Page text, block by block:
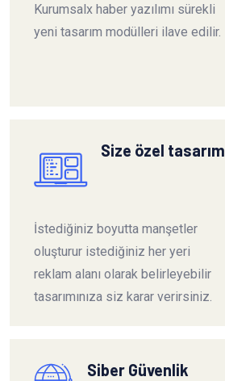
Kurumsalx haber yazılımı sürekli
yeni tasarım modülleri ilave edilir.
Size özel tasarım
İstediğiniz boyutta manşetler
oluşturur istediğiniz her yeri
reklam alanı olarak belirleyebilir
tasarımınıza siz karar verirsiniz.
Siber Güvenlik